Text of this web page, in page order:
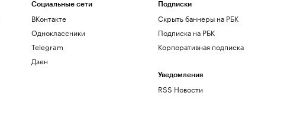
Социальные сети
ВКонтакте
Одноклассники
Telegram
Дзен
Подписки
Скрыть баннеры на РБК
Подписка на РБК
Корпоративная подписка
Уведомления
RSS Новости